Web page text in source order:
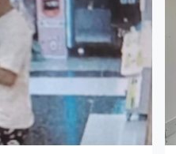
，而女兒則向後跌倒，
抱著路旁的電線桿，期
事情發生在本月18日晚
一段與大安路一段。警
歲趙姓女兒受輕傷並無
也已離台返港。肇事54歲
路，對於撞傷人感到非
規定停讓行人致使行人